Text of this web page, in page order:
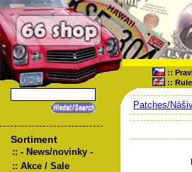
::
::
Sortiment
:: - News/novinky -
:: Akce / Sale
Patches/